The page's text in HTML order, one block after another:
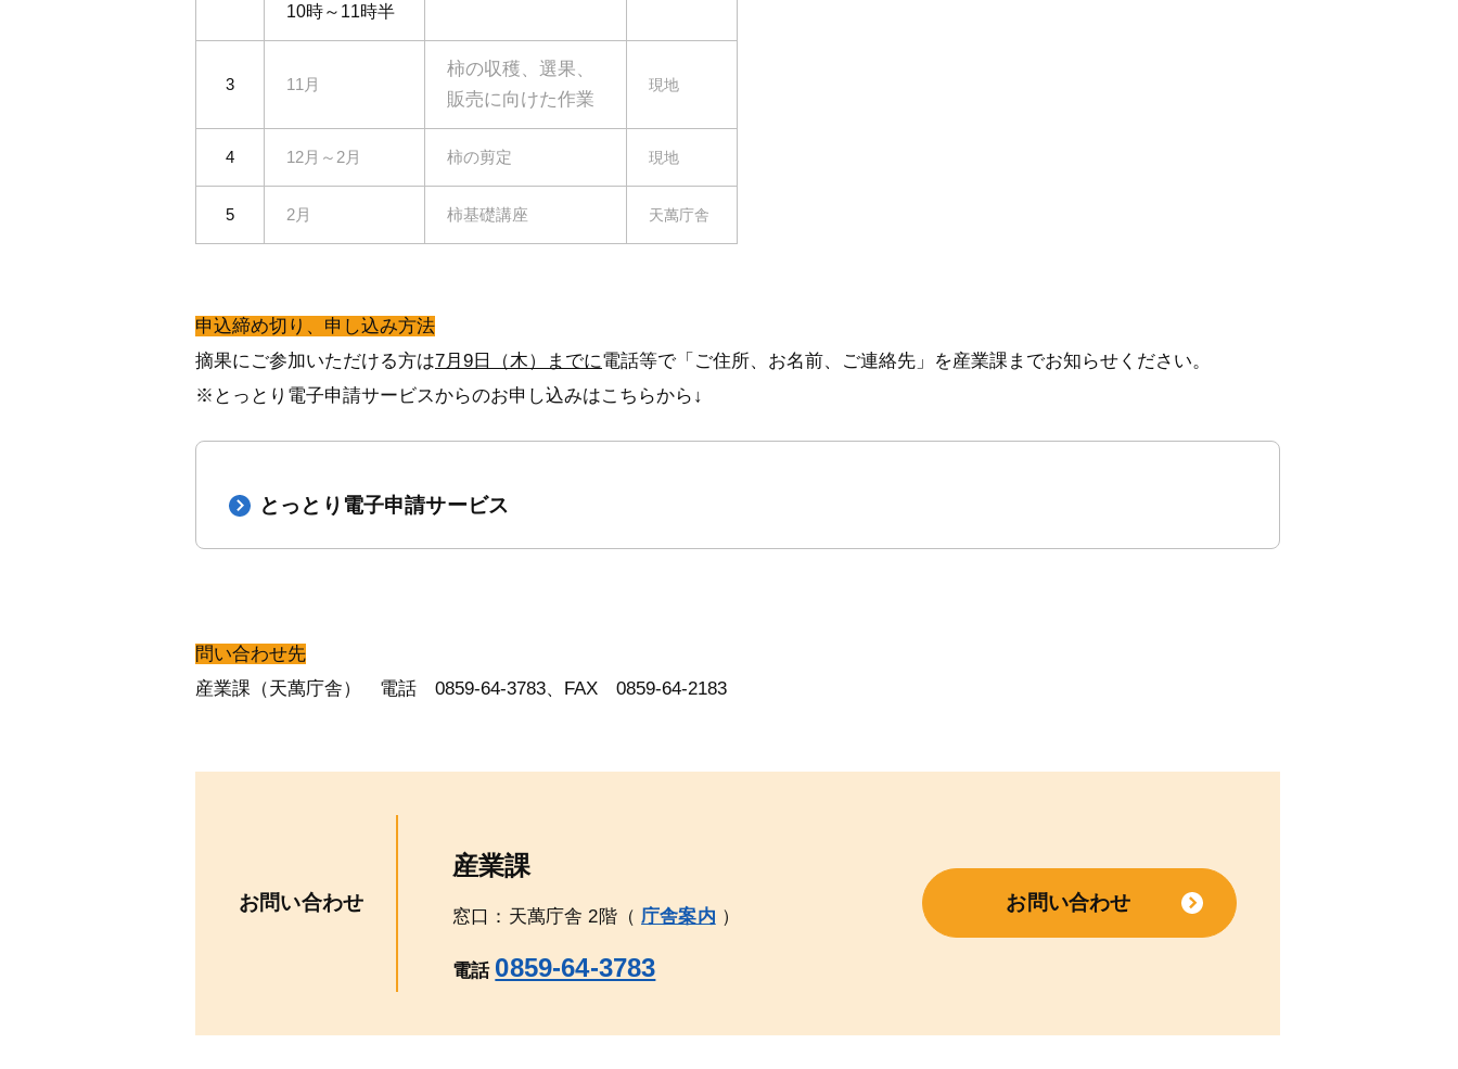
10時～11時半
3 11月
柿の収穫、選果、
販売に向けた作業
現地
4 12月～2月 柿の剪定 現地
5 2月 柿基礎講座 天萬庁舎
申込締め切り、申し込み方法
摘果にご参加いただける方は7月9日（木）までに電話等で「ご住所、お名前、ご連絡先」を産業課までお知らせください。
※とっとり電子申請サービスからのお申し込みはこちらから↓
とっとり電子申請サービス
問い合わせ先
産業課（天萬庁舎） 電話 0859-64-3783、FAX 0859-64-2183
お問い合わせ
産業課
窓口：天萬庁舎 2階（ 庁舎案内 ）
電話 0859-64-3783
お問い合わせ